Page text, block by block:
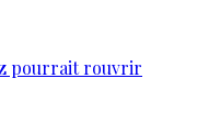
pourrait rouvrir